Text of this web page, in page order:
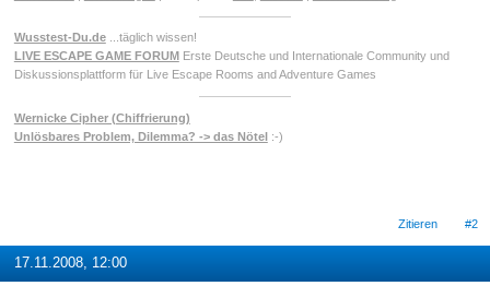
Wusstest-Du.de...täglich wissen!
LIVE ESCAPE GAME FORUM Erste Deutsche und Internationale Community und
Diskussionsplattform für Live Escape Rooms and Adventure Games
Wernicke Cipher (Chiffrierung)
Unlösbares Problem, Dilemma? -> das Nötel :-)
Zitieren #2
17.11.2008, 12:00